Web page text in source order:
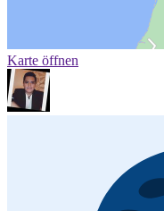
Karte öffnen